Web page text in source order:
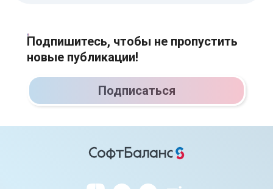
Подпишитесь, чтобы не пропустить
новые публикации!
Подписаться